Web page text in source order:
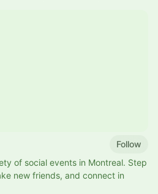
Follow
of social events in Montreal. Step
new friends, and connect in